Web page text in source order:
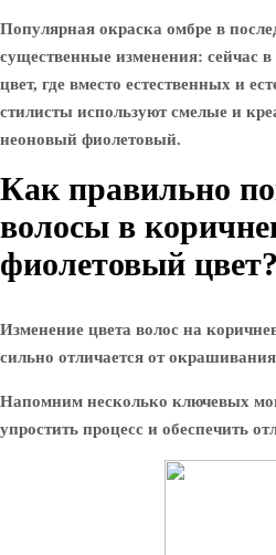
Популярная окраска омбре в
существенные изменения: сейчас
цвет, где вместо естественных и
стилисты используют смелые и
неоновый фиолетовый.
Как правильно
волосы в
фиолетовый цвет?
Изменение цвета волос на
сильно отличается от
Напомним несколько ключевых
упростить процесс и обеспечить